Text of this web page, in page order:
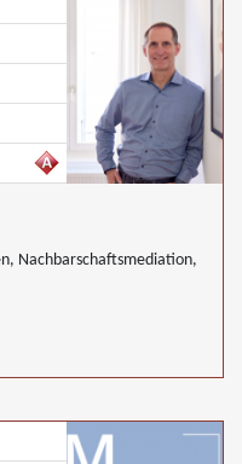
Nachbarschaftsmediation,